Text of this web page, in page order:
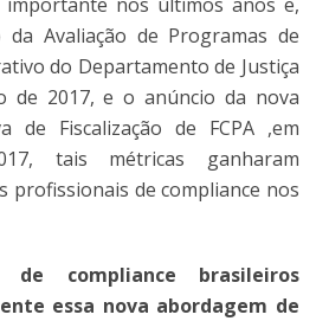
Avaliação de Programas de
do Departamento de Justiça
de 2017, e o anúncio da nova
de Fiscalização de FCPA ,em
tais métricas ganharam
profissionais de compliance nos
de compliance brasileiros
essa nova abordagem de